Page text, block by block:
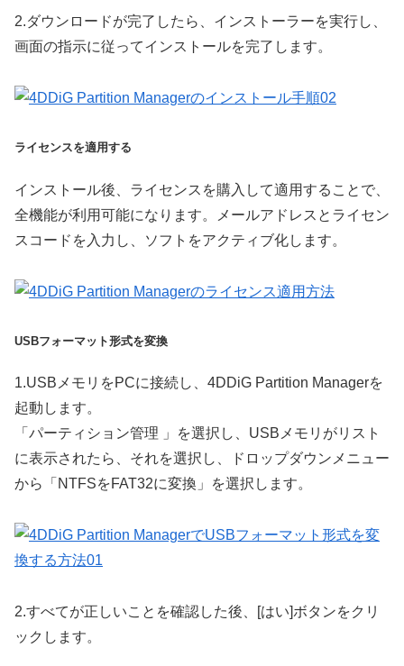
2.ダウンロードが完了したら、インストーラーを実行し、
画面の指示に従ってインストールを完了します。
ライセンスを適用する
インストール後、ライセンスを購入して適用することで、
全機能が利用可能になります。メールアドレスとライセン
スコードを入力し、ソフトをアクティブ化します。
USBフォーマット形式を変換
1.USBメモリをPCに接続し、4DDiG Partition Managerを
起動します。
「パーティション管理 」を選択し、USBメモリがリスト
に表示されたら、それを選択し、ドロップダウンメニュー
から「NTFSをFAT32に変換」を選択します。
2.すべてが正しいことを確認した後、[はい]ボタンをクリ
ックします。